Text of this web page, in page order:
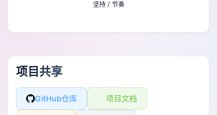
坚持 / 节奏
项目共享
GitHub仓库 项目文档